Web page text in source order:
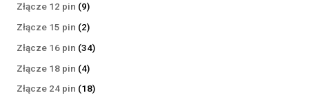
Złącze 12 pin 99
produktów
Złącze 15 pin 22
produkty
Złącze 16 pin 3434
Złącze 18 pin 44
produkty
Złącze 24 pin 1818